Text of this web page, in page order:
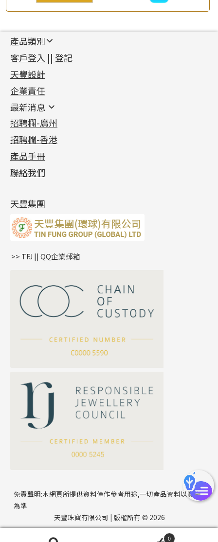
公司名稱
聯絡電話
產品類別
新產品
足金系列
足金配件
機織鏈系列
珠仔鏈
镶口链
管狀網鏈
十字車花鏈系列
十字閃O鏈系列
十字錘打鏈系列
側身車花鏈系列
側身鏈系列
雙十字鏈系列
水波鏈系列
蛇骨鏈系列
鏈尾系列
嘴唇鏈系列
S車花鏈系列
珍珠鏈系列
坦克鏈系列
滿天星鏈系列
方假繩鏈系列
首飾配件
耳環類配件
卷迫系列
螺絲迫系列
梅花迫系列
平臺迫系列
綫拍系列
美拍系列
耳環扣系列
耳綫/耳鈎系列
耳環爪頭
耳環
鏈類配件
動感車花吊墜
調節珠系列
生圈扣系列
龍蝦扣系列
鴨俐制系列
字母吊墜
相盒吊墜
項鏈吊墜
生肖吊墜
星座吊墜
珠扣
其他類配件
珠盤系列
袖口鈕系列
焊片及鐳射綫
空心車花管
珠類配件
無孔光身珠
空心光身珠
無孔批花珠
鑲口類
四爪頭系列
六爪頭系列
車花片
動感車花片
鑲口戒指
鑲口手鏈系列
首飾系列
手镯系列
戒指系列
空心耳環
空心车花管首饰链
空心手鐲系列
貴金屬原料
千足金
記憶金屬系列
記憶戒指
拉簧珠珠手鏈
記憶鈦手鐲
客戶登入 || 登記
天豐設計
企業責任
最新消息
最新消息
各項證書(2)
相片集(9)
展覽會資訊
最新產品資訊
招聘欄-廣州
招聘欄-香港
產品手冊
聯絡我們
天豐集團
>> TFJ || QQ企業郵箱
免責聲明:本網頁所提供資料僅作參考用途,一切產品資料以實物
為準
天豐珠寶有限公司 | 版權所有 © 2026
0